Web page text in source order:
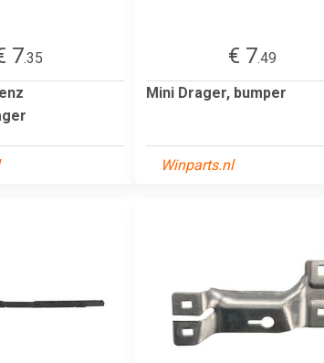
7.35
€ 7.49
Mini Drager, bumper
Winparts.nl